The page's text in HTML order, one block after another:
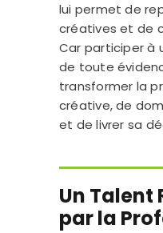
lui permet de
créatives et de
Car participer à
de toute
transformer la
créative, de
et de livrer sa
Un Talent
par la